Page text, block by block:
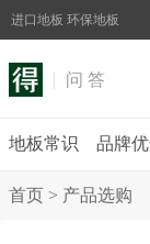
进口地板 环保地板
问 答
地板常识 品牌
首页 > 产品选购